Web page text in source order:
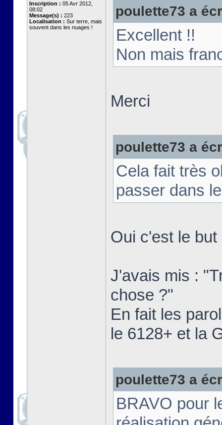
Inscription : 05 Avr 2012,
08:02
Message(s) : 223
Localisation : Sur terre, mais
souvent dans les nuages !
poulette73 a
Excellent !!
Non mais
Merci
poulette73 a
Cela fait très
passer dans
Oui c'est le
J'avais mis :
chose ?"
En fait les
le 6128+ et la
poulette73 a
BRAVO pour